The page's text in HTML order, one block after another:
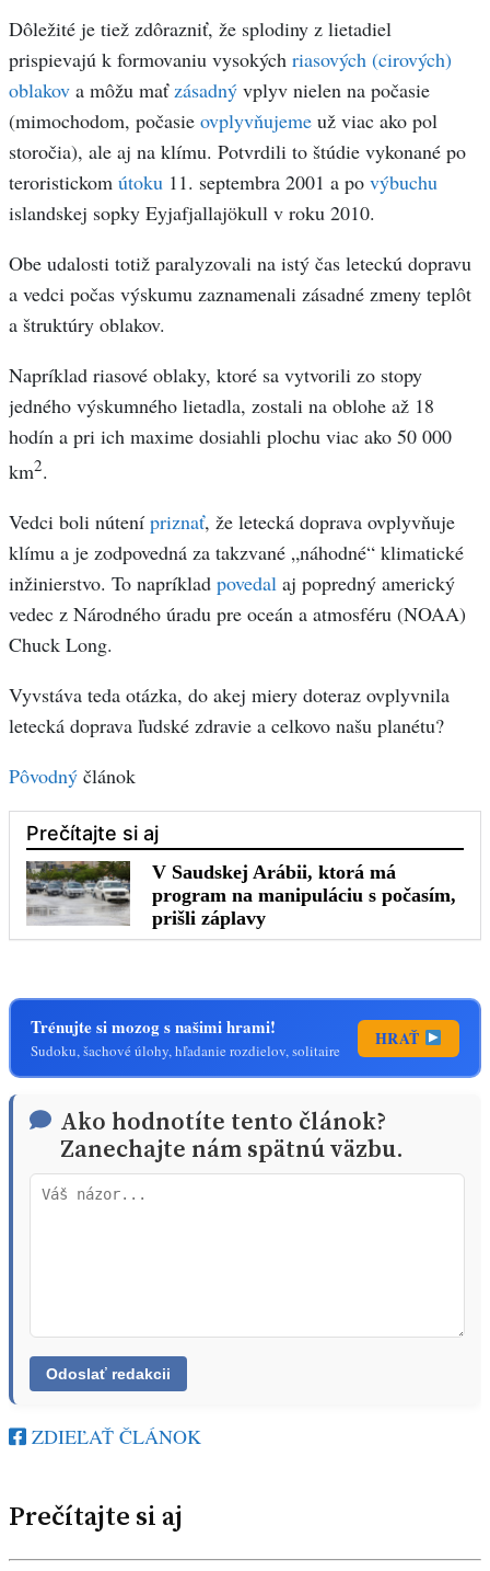
Dôležité je tiež zdôrazniť, že splodiny z lietadiel
prispievajú k formovaniu vysokých riasových (cirových)
oblakov a môžu maťzásadný vplyv nielen na počasie
(mimochodom, počasie ovplyvňujeme už viac ako pol
storočia), ale aj na klímu. Potvrdili to štúdie vykonané po
teroristickom útoku 11. septembra 2001 a po výbuchu
islandskej sopky Eyjafjallajökull v roku 2010.
Obe udalosti totiž paralyzovali na istý čas leteckú dopravu
a vedci počas výskumu zaznamenali zásadné zmeny teplôt
a štruktúry oblakov.
Napríklad riasové oblaky, ktoré sa vytvorili zo stopy
jedného výskumného lietadla, zostali na oblohe až 18
hodín a pri ich maxime dosiahli plochu viac ako 50 000
km2.
Vedci boli nútení priznať, že letecká doprava ovplyvňuje
klímu a je zodpovedná za takzvané „náhodné“ klimatické
inžinierstvo. To napríklad povedal aj popredný americký
vedec z Národného úradu pre oceán a atmosféru (NOAA)
Chuck Long.
Vyvstáva teda otázka, do akej miery doteraz ovplyvnila
letecká doprava ľudské zdravie a celkovo našu planétu?
Pôvodný článok
Trénujte si mozog s našimi hrami!
Sudoku, šachové úlohy, hľadanie rozdielov, solitaire
HRAŤ
Ako hodnotíte tento článok?
Zanechajte nám spätnú väzbu.
ZDIEĽAŤ ČLÁNOK
Prečítajte si aj